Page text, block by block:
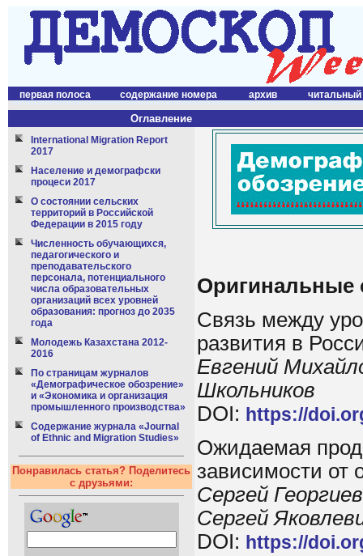
первая полоса содержание номера архив читальный
Оглавление
International Migration Report
2017
Население и демографски
процеси 2017
О состоянии сельских
территорий в Российской
Федерации в 2015 году
Численность обучающихся,
педагогического и
преподавательского
персонала, потенциального
числа образовательных
организаций всех уровней
образования: прогноз до 2035
года
Молодежь Казахстана 2012-
2016
По страницам журналов
«Демографическое обозрение»
и «Экономика и организация
промышленного производства»
Содержание журнала «Journal
of Ethnic and Migration Studies»
Понравилась статья? Поделитесь
с друзьями:
Оригинальные
Связь между
развития в
Евгений
Школьников
DOI: https://
Ожидаемая
зависимости от
Сергей
Сергей
DOI: https://